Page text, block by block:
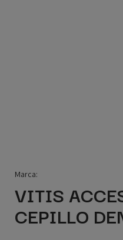
Marca:
VITIS
CEPILLO